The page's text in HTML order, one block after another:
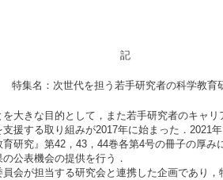
記
特集名：次世代を担う若手研究者の科学教育
大きな目的として，また若手研究者のキャ
援する取り組みが2017年に始まった．2021
研究』第42，43，44巻各第4号の冊子の厚
公表機会の提供を行う．
会が担当する研究会と連携した企画であり